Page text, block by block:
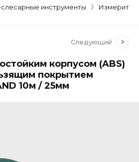
инструменты
Следующий
корпусом (ABS)
покрытием
10м / 25мм